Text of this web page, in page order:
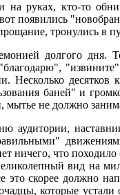
на руках, кто-то
появились
тронулись в
долгого дня.
десятков
баней" и
мытье не должно
аудитории,
ничего, что
вид на
это скорее должно
которые